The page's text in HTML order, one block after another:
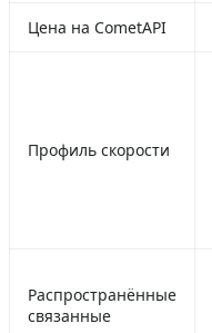
Цена на CometAPI
Профиль скорости
Распространённые
связанные